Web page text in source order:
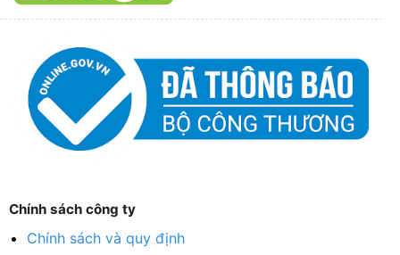
Chính sách công ty
Chính sách và quy định